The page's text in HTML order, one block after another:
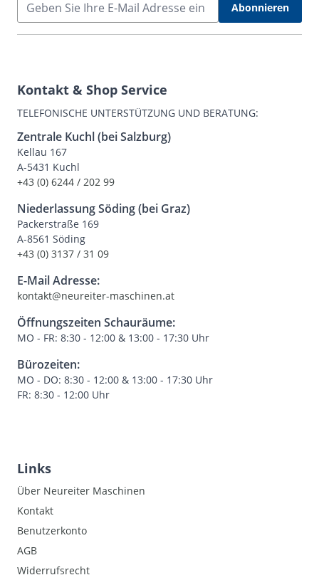
Abonnieren
Kontakt & Shop Service
TELEFONISCHE UNTERSTÜTZUNG UND BERATUNG:
Zentrale Kuchl (bei Salzburg)
Kellau 167
A-5431 Kuchl
+43 (0) 6244 / 202 99
Niederlassung Söding (bei Graz)
Packerstraße 169
A-8561 Söding
+43 (0) 3137 / 31 09
E-Mail Adresse:
kontakt@neureiter-maschinen.at
Öffnungszeiten Schauräume:
MO - FR: 8:30 - 12:00 & 13:00 - 17:30 Uhr
Bürozeiten:
MO - DO: 8:30 - 12:00 & 13:00 - 17:30 Uhr
FR: 8:30 - 12:00 Uhr
Links
Über Neureiter Maschinen
Kontakt
Benutzerkonto
AGB
Widerrufsrecht